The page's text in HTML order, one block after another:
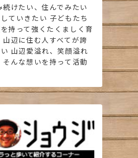
けたい、住んでみたい
ていきたい 子どもたち
持って強くたくましく育
辺に住む人すべてが誇
山辺愛溢れ、笑顔溢れ
そんな想いを持って活動